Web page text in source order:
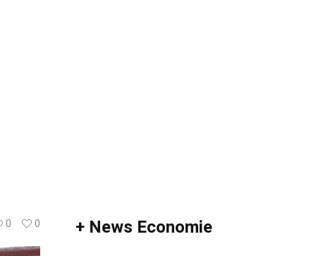
0 0 + News Economie